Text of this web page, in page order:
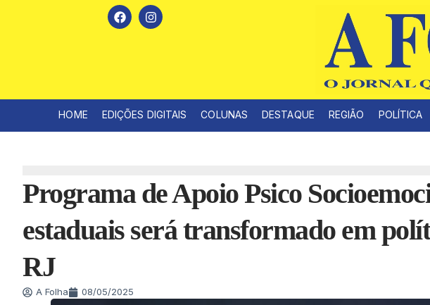
HOME EDIÇÕES DIGITAIS COLUNAS DESTAQUE REGIÃO POLÍTICA
Programa de Apoio Psico
estaduais será transformado em
RJ
A Folha 08/05/2025